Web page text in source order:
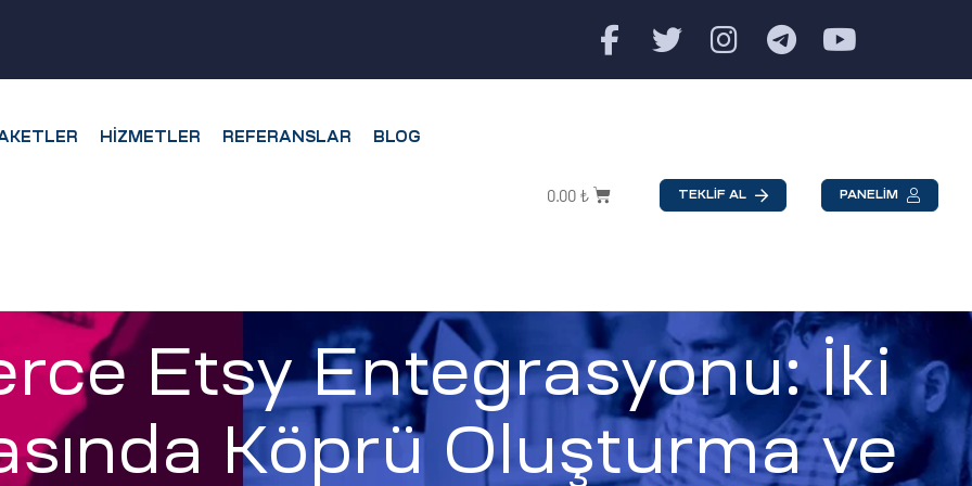
HIZMETLER REFERANSLAR BLOG
0.00 ₺ TEKLİF AL PANELİM
Etsy Entegrasyonu: İki
Köprü Oluşturma ve